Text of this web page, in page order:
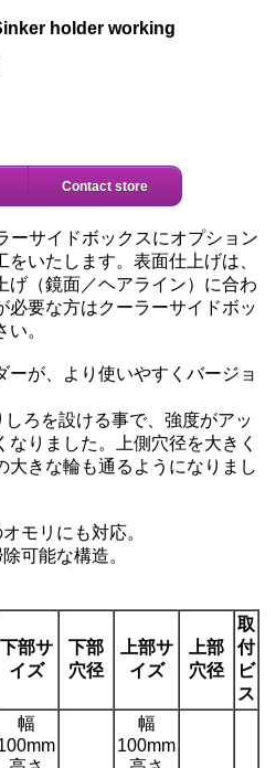
holder working
Contact store
ーサイドボックスにオプション
いたします。表面仕上げは、
げ（鏡面／ヘアライン）に合わ
必要な方はクーラーサイドボッ
。
ーが、より使いやすくバージョ
ろを設ける事で、強度がアッ
りました。上側穴径を大きく
大きな輪も通るようになりまし
モリにも対応。
可能な構造。
下部サ
イズ
下部
穴径
上部サ
イズ
上部
穴径
取
付
ビ
ス
幅
幅
100mm